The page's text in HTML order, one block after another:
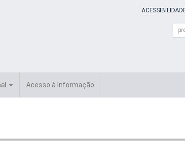
de
Acesso à Informação